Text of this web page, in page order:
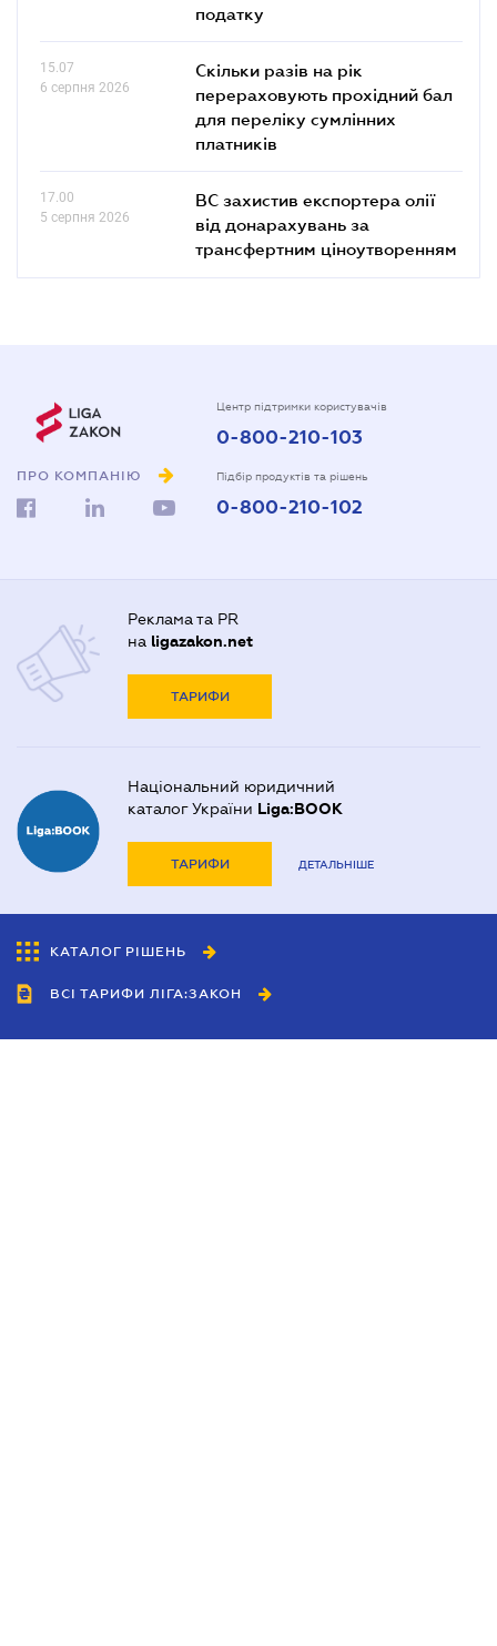
податку
15.07
6 серпня 2026
Скільки разів на рік
перераховують прохідний бал
для переліку сумлінних
платників
17.00
5 серпня 2026
ВС захистив експортера олії
від донарахувань за
трансфертним ціноутворенням
ПРО КОМПАНІЮ
Центр підтримки користувачів
0-800-210-103
Підбір продуктів та рішень
0-800-210-102
Реклама та PR
на ligazakon.net
ТАРИФИ
Національний юридичний
каталог України Liga:BOOK
ТАРИФИ ДЕТАЛЬНІШЕ
КАТАЛОГ РІШЕНЬ
ВСІ ТАРИФИ ЛІГА:ЗАКОН